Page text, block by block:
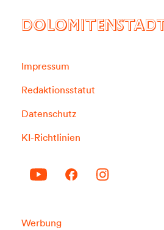
DOLOMITENSTADT
Impressum
Redaktionsstatut
Datenschutz
KI-Richtlinien
Werbung